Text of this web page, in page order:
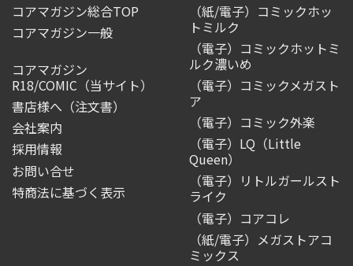
コアマガジン総合TOP
コアマガジン一般
コアマガジン
R18/COMIC （当サイト）
書店様へ（注文書）
会社案内
採用情報
お問い合せ
特商法に基づく表示
（紙/電子）コミックホッ
トミルク
（電子）コミックホットミ
ルク濃いめ
（電子）コミックメガスト
ア
（電子）コミック外楽
（電子）LQ（Little
Queen）
（電子）リトルガールスト
ライク
（電子）コアコレ
（紙/電子）メガストアコ
ミックス